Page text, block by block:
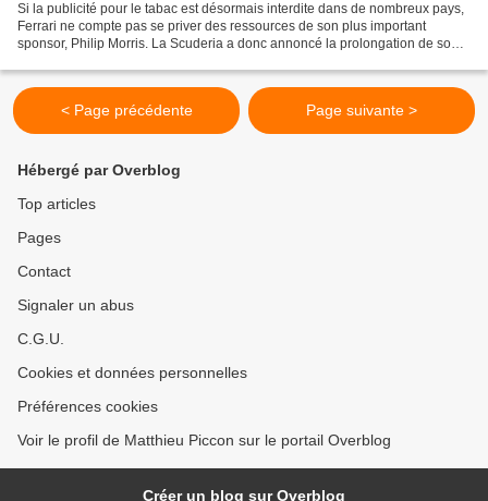
Si la publicité pour le tabac est désormais interdite dans de nombreux pays,
Ferrari ne compte pas se priver des ressources de son plus important
sponsor, Philip Morris. La Scuderia a donc annoncé la prolongation de son
< Page précédente Page suivante >
Hébergé par Overblog
Top articles
Pages
Contact
Signaler un abus
C.G.U.
Cookies et données personnelles
Préférences cookies
Voir le profil de Matthieu Piccon sur le portail Overblog
Créer un blog sur Overblog